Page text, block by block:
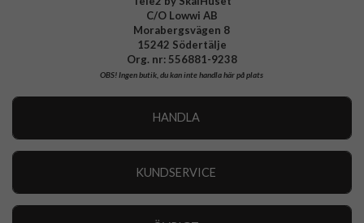
C/O Lowwi AB
Morabergsvägen 8
15242 Södertälje
Org. nr: 556881-9238
OBS!Ingen butik, du kan inte handla här på plats
HANDLA
KUNDSERVICE